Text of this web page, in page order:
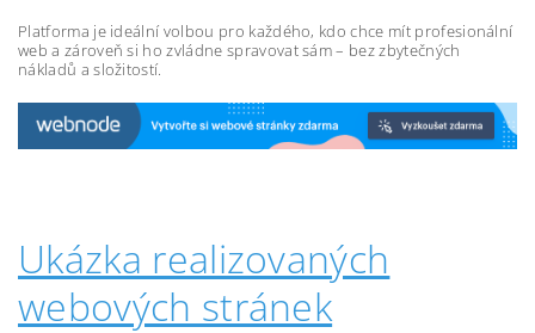
Platforma je ideální volbou pro každého, kdo chce mít profesionální
web a zároveň si ho zvládne spravovat sám – bez zbytečných
nákladů a složitostí.
Ukázka realizovaných
webových stránek